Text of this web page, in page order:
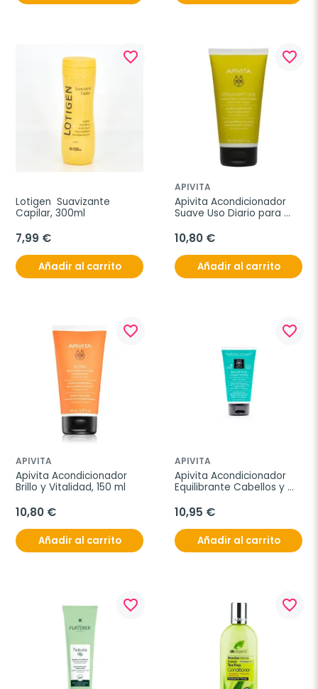
favorite_border
Lotigen  Suavizante
Capilar, 300ml
7,99 €
Añadir al carrito
favorite_border
APIVITA
Apivita Acondicionador
Suave Uso Diario para
ml
10,80 €
Añadir al carrito
favorite_border
APIVITA
Apivita Acondicionador
Brillo y Vitalidad, 150 ml
10,80 €
Añadir al carrito
favorite_border
APIVITA
Apivita Acondicionador
Equilibrante Cabellos y
10,95 €
Añadir al carrito
favorite_border favorite_border